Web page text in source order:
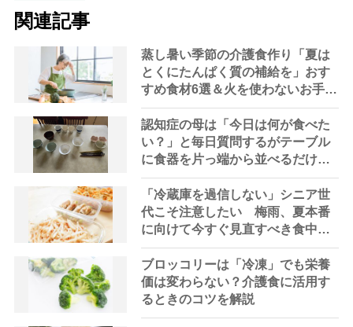
関連記事
蒸し暑い季節の介護食作り「夏は
とくにたんぱく質の補給を」おす
すめ食材6選＆火を使わないお手軽
レシピ3選【管理栄養士提案】
認知症の母は「今日は何が食べた
い？」と毎日質問するがテーブル
に食器を片っ端から並べるだけ―
困った息子の対処法とものがない
現在の台所の意味
「冷蔵庫を過信しない」シニア世
代こそ注意したい 梅雨、夏本番
に向けて今すぐ見直すべき食中毒
対策を家事アドバイザーが指南
ブロッコリーは「冷凍」でも栄養
価は変わらない？介護食に活用す
るときのコツを解説